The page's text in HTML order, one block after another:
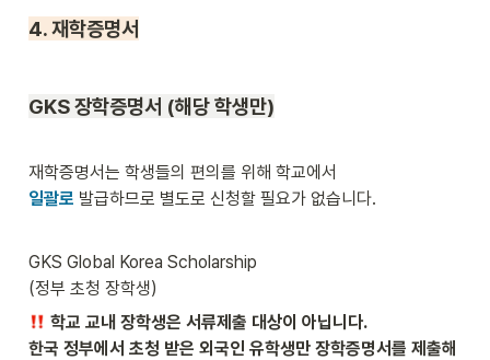
4. 재학증명서
GKS 장학증명서 (해당 학생만)
일괄로 발급하므로 별도로 신청할 필요가 없습니다.
GKS Global Korea Scholarship
(정부 초청 장학생)
학교 교내 장학생은 서류제출 대상이 아닙니다.
한국 정부에서 초청 받은 외국인 유학생만 장학증명서를 제출해